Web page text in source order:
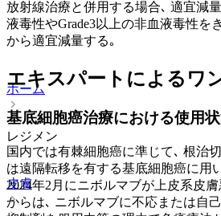
放射線治療と併用する場合､ 適宜減
液毒性やGrade3以上の非血液毒性を
から適宜減量する｡
エキスパートによるワ
基底細胞癌治療における使用
国内では有棘細胞癌に準じて､ 根治
は遠隔転移を有する基底細胞癌に用
2024年2月にニボルマブが上皮系皮
からは､ ニボルマブに不応または自
ホーム
レジメン
皮膚